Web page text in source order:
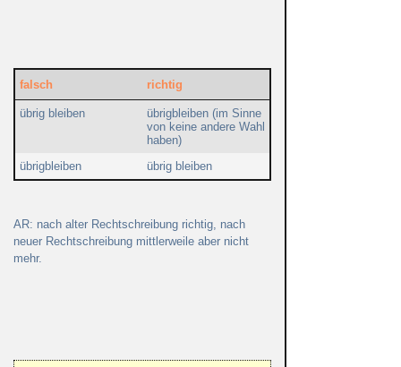
falsch richtig
übrig bleiben
übrigbleiben (im Sinne
von keine andere Wahl
haben)
übrigbleiben
übrig bleiben
AR: nach alter Rechtschreibung richtig, nach
neuer Rechtschreibung mittlerweile aber nicht
mehr.